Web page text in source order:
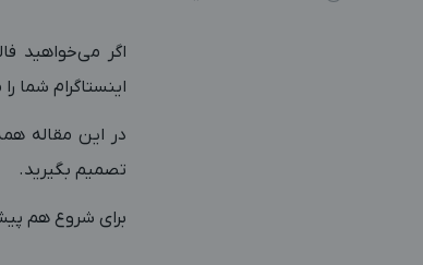
اگر می‌خواهید
اینستاگرام شما
در این مقاله
تصمیم بگیرید.
برای شروع هم